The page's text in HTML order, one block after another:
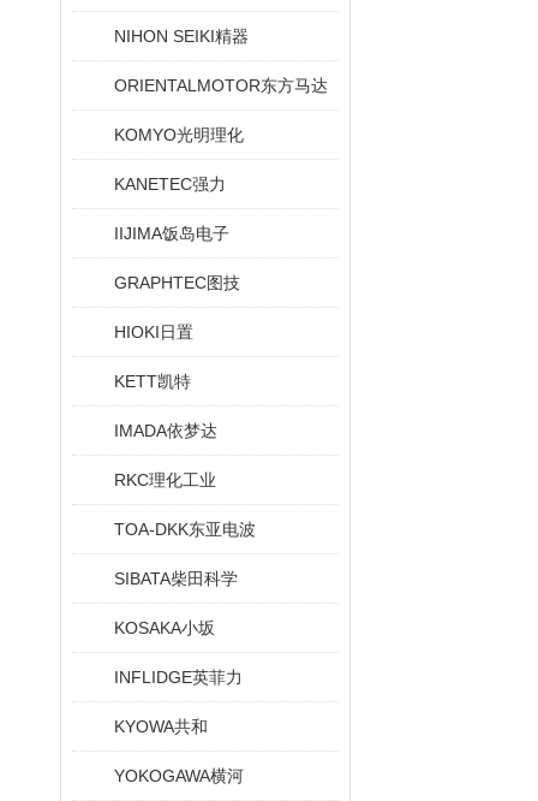
NIHON SEIKI精器
ORIENTALMOTOR东方马达
KOMYO光明理化
KANETEC强力
IIJIMA饭岛电子
GRAPHTEC图技
HIOKI日置
KETT凯特
IMADA依梦达
RKC理化工业
TOA-DKK东亚电波
SIBATA柴田科学
KOSAKA小坂
INFLIDGE英菲力
KYOWA共和
YOKOGAWA横河